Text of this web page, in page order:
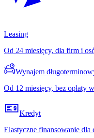
Leasing
Od 24 miesięcy, dla firm i
Wynajem
Od 12 miesięcy, bez opłaty
Kredyt
Elastyczne finansowanie dla